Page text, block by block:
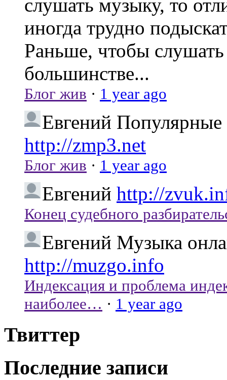
слушать музыку, то
иногда трудно
Раньше, чтобы слушать
большинстве...
Блог жив · 1 year ago
Евгений Популярные
http://zmp3.net
Блог жив · 1 year ago
Евгений http://
Конец судебного
Евгений Музыка
http://muzgo.info
Индексация и проблема
наиболее… · 1 year ago
Твиттер
Последние записи